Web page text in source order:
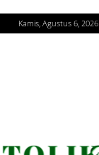
Kamis, Agustus 6, 2026